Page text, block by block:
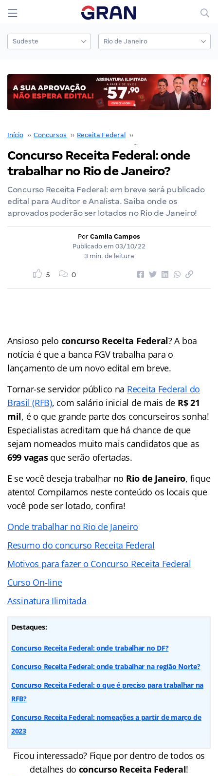
Início ›› Concursos ›› Receita Federal ››
Concurso Receita Federal: onde
trabalhar no Rio de Janeiro?
Concurso Receita Federal: em breve será publicado
edital para Auditor e Analista. Saiba onde os
aprovados poderão ser lotados no Rio de Janeiro!
Por Camila Campos
Publicado em 03/10/22
3 min. de leitura
5 0
Ansioso pelo concurso Receita Federal? A boa
notícia é que a banca FGV trabalha para o
lançamento de um novo edital em breve.
Tornar-se servidor público na Receita Federal do
Brasil (RFB), com salário inicial de mais de R$ 21
mil, é o que grande parte dos concurseiros sonha!
Especialistas acreditam que há chance de que
sejam nomeados muito mais candidatos que as
699 vagasque serão ofertadas.
E se você deseja trabalhar no Rio de Janeiro, fique
atento! Compilamos neste conteúdo os locais que
você pode ser lotado, confira!
Onde trabalhar no Rio de Janeiro
Resumo do concurso Receita Federal
Motivos para fazer o Concurso Receita Federal
Curso On-line
Assinatura Ilimitada
Destaques:
Concurso Receita Federal: onde trabalhar no DF?
Concurso Receita Federal: onde trabalhar na região Norte?
Concurso Receita Federal: o que é preciso para trabalhar na
RFB?
Concurso Receita Federal: nomeações a partir de março de
2023
Ficou interessado? Fique por dentro de todos os
detalhes do concurso Receita Federal!